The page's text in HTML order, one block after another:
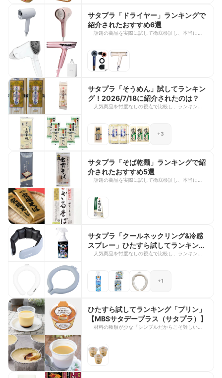
プ。毎日の味噌汁はもちろん、さまざまな料理に使
いやすい味噌がそろっています。いつもの食卓を彩
ってくれる、自分好みの味噌を見つけたい方は、ぜ
ひ参考にしてみてください。
サタプラ「ドライヤー」ランキングで
紹介されたおすすめ6選
話題の商品を実際に試して徹底検証し、本当におす
キング」。 今回は、2023年4月15日に過去放送さ
れた「ヘアドライヤー」特集で紹介の商品や、当時
の商品から進化した上位モデルなど6選をご紹介し
すさなど、さまざまな視点で評価された人気モデル
を厳選しました。ドライヤーを買い替えたい方や、
自分にぴったりの1台を探している方は、ぜひ参考
にしてみてくださいね。
サタプラ「そうめん」試してランキン
グ！2026/7/18に紹介されたのは？
人気商品を忖度なしの視点で比較し、ランキング形
では、2024年7月以来となる「そうめん」ランキン
グが放送されます！ 今回は、2026年7月18日の放
送の「そうめん」特集で紹介された商品をピックア
商品の評価やランキング結果や番組で注目を集めた
商品をご紹介します。ストックしておきたい「夏の
ひんやりグルメ」としてはもちろん、これからの季
節の贈答品・ギフト選びの参考に、ぜひ最後までチ
+3
サタプラ「そば乾麺」ランキングで紹
介されたおすすめ5選
話題の商品を実際に試して徹底検証し、本当におす
キング」。 今回は、2025年7月5日放送の「蕎麦乾
麺」特集で高評価を獲得した5商品をご紹介しま
す。風味やのどごし、温・冷それぞれのおいしさ、
まざまな視点から評価された商品を厳選しました。
本格的なそばを自宅で手軽に楽しみたい方や、おい
しい乾麺そばを探している方は、ぜひ参考にしてみ
てくださいね。
サタプラ「クールネックリング&冷感
スプレー」ひたすら試してランキン
グ！2026/7/11に紹介されたのは？
人気商品を忖度なしの視点で比較し、ランキング形
の「クールネックリング&冷感スプレー」で紹介さ
れた商品をピックアップしました！定番から最新ア
イテムまで、8商品の評価やランキング結果や番組
り切るためのひんやりアイテムを探す参考に、ぜひ
最後までチェックしてくださいね！
+1
ひたすら試してランキング「プリン」
【MBSサタデープラス（サタプラ）】
材料の種類が少な「シンプルだからこそ難しい」
メルの味 ④全体の味 ⑤プリンアラモードの味 を
基準に清水アナウンサーが調査しサタプラ的オスス
メベスト5を紹介。 出演者：清水 麻椰さん 、宮本